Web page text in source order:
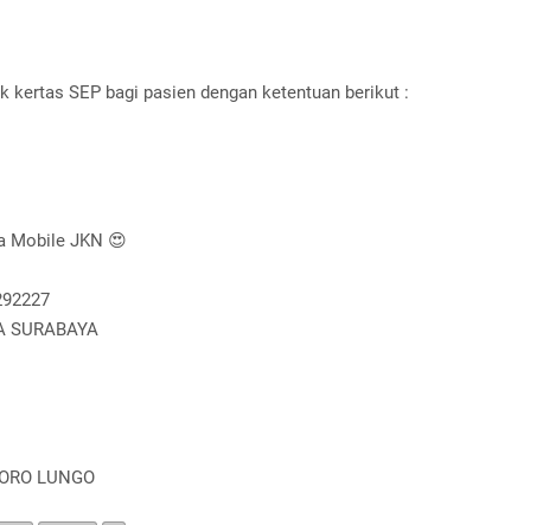
SEP bagi pasien dengan ketentuan berikut :
Mobile JKN 😍
SURABAYA
LUNGO